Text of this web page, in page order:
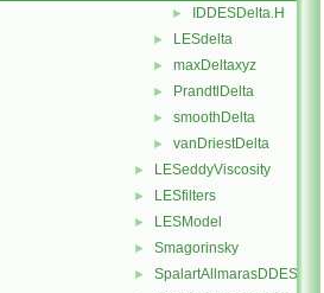
► IDDESDelta.H
► LESdelta
► maxDeltaxyz
► PrandtlDelta
► smoothDelta
► vanDriestDelta
► LESeddyViscosity
► LESfilters
► LESModel
► Smagorinsky
► SpalartAllmarasDDES